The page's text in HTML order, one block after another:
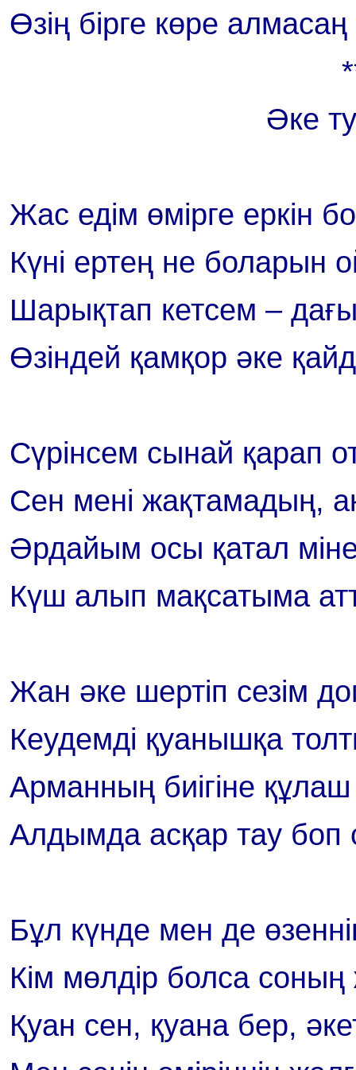
Өзің бірге көре
Әке
Жас едім өмірге еркін
Күні ертең не боларын
Шарықтап кетсем –
Өзіндей қамқор әке
Сүрінсем сынай қарап
Сен мені жақтамадың,
Әрдайым осы қатал
Күш алып мақсатыма
Жан әке шертіп сезім
Кеудемді қуанышқа
Арманның биігіне
Алдымда асқар тау боп
Бұл күнде мен де
Кім мөлдір болса
Қуан сен, қуана бер,